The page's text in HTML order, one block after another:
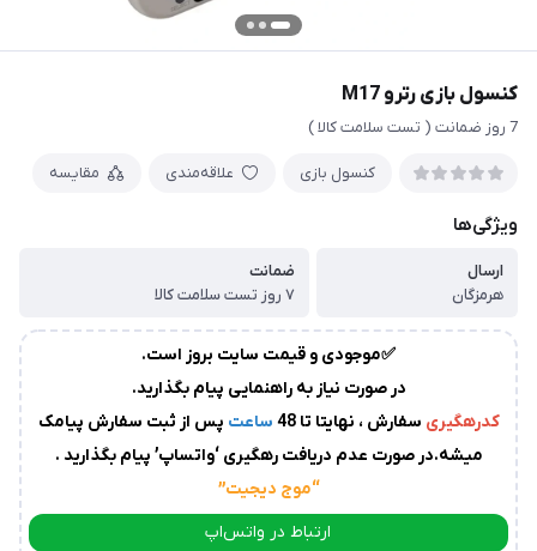
زمان
آماده
سازی
به
پست
1
الی
باشد.
درصورت
ارسال
کنسول بازی رترو M17
7 روز ضمانت ( تست سلامت کالا )
كنسول بازی علاقه‌مندی مقایسه
ویژگی‌ها
ارسال
هرمزگان
ضمانت
۷ روز تست سلامت کالا
✅موجودی و قیمت سایت بروز است.
در صورت نیاز به راهنمایی پیام بگذارید.
کدرهگیری سفارش ، نهایتا تا 48 ساعت پس از ثبت سفارش پیامک
میشه.در صورت عدم دریافت رهگیری ‘واتساپ’ پیام بگذارید .
“موج دیجیت”
ارتباط در واتس‌اپ